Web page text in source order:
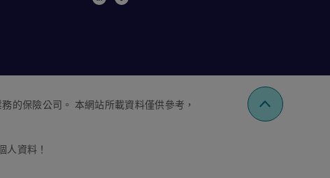
的保險公司。 本網站所載資料僅供參考，
人資料！